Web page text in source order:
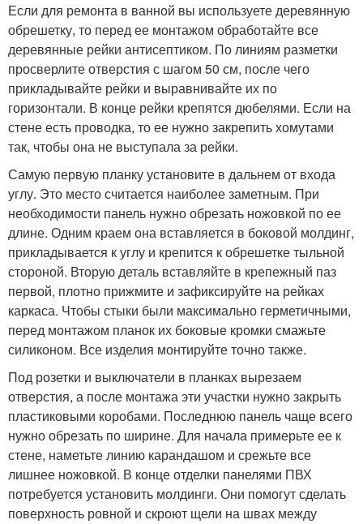
Если для ремонта в ванной вы используете деревянную
обрешетку, то перед ее монтажом обработайте все
деревянные рейки антисептиком. По линиям разметки
просверлите отверстия с шагом 50 см, после чего
прикладывайте рейки и выравнивайте их по
горизонтали. В конце рейки крепятся дюбелями. Если на
стене есть проводка, то ее нужно закрепить хомутами
так, чтобы она не выступала за рейки.
Самую первую планку установите в дальнем от входа
углу. Это место считается наиболее заметным. При
необходимости панель нужно обрезать ножовкой по ее
длине. Одним краем она вставляется в боковой молдинг,
прикладывается к углу и крепится к обрешетке тыльной
стороной. Вторую деталь вставляйте в крепежный паз
первой, плотно прижмите и зафиксируйте на рейках
каркаса. Чтобы стыки были максимально герметичными,
перед монтажом планок их боковые кромки смажьте
силиконом. Все изделия монтируйте точно также.
Под розетки и выключатели в планках вырезаем
отверстия, а после монтажа эти участки нужно закрыть
пластиковыми коробами. Последнюю панель чаще всего
нужно обрезать по ширине. Для начала примерьте ее к
стене, наметьте линию карандашом и срежьте все
лишнее ножовкой. В конце отделки панелями ПВХ
потребуется установить молдинги. Они помогут сделать
поверхность ровной и скроют щели на швах между